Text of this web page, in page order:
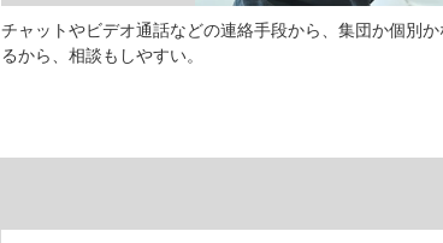
チャットやビデオ通話などの連絡手段から、集団か個別
るから、相談もしやすい。